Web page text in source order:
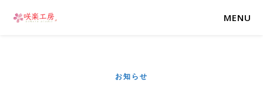
MENU
お知らせ